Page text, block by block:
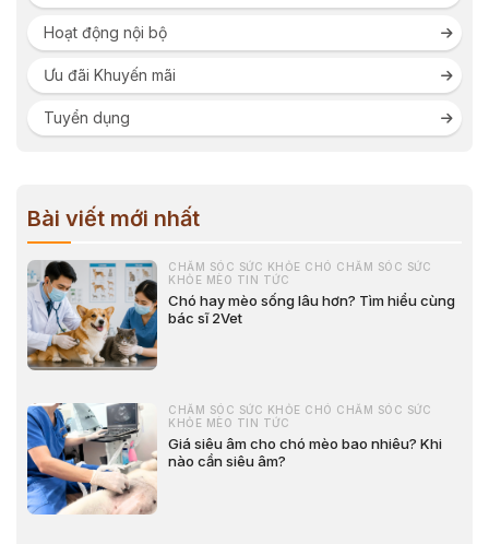
Hoạt động nội bộ
Ưu đãi Khuyến mãi
Tuyển dụng
Bài viết mới nhất
CHĂM SÓC SỨC KHỎE CHÓ CHĂM SÓC SỨC
KHỎE MÈO TIN TỨC
Chó hay mèo sống lâu hơn? Tìm hiểu cùng
bác sĩ 2Vet
CHĂM SÓC SỨC KHỎE CHÓ CHĂM SÓC SỨC
KHỎE MÈO TIN TỨC
Giá siêu âm cho chó mèo bao nhiêu? Khi
nào cần siêu âm?